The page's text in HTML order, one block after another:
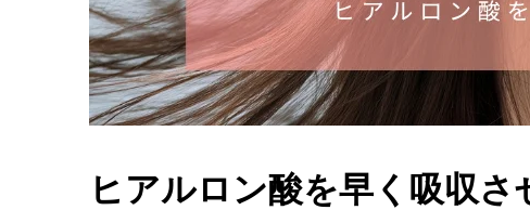
ヒアルロン酸を早く吸収さ